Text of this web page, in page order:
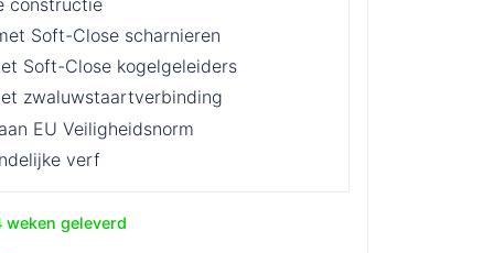
Soft-Close scharnieren
Soft-Close kogelgeleiders
zwaluwstaartverbinding
EU Veiligheidsnorm
verf
weken geleverd